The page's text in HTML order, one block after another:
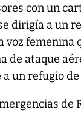
con un
dirigía a un
voz femenina
de ataque
un refugio de
de